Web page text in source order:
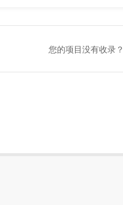
您的项目没有收录？